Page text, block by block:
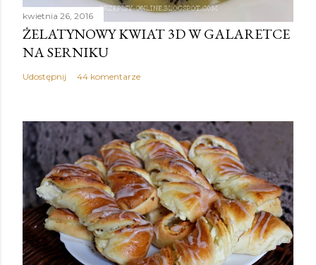
kwietnia 26, 2016
ŻELATYNOWY KWIAT 3D W GALARETCE
NA SERNIKU
Udostępnij 44 komentarze